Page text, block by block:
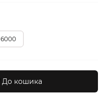
6000
До кошика